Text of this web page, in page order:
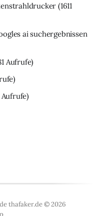
(1611
ai suchergebnissen
Aufrufe)
Aufrufe)
thafaker.de © 2026